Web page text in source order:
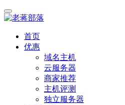
首页
优惠
域名主机
云服务器
商家推荐
主机评测
独立服务器